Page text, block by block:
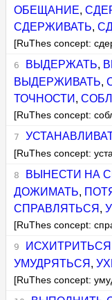
ОБЕЩАНИЕ,
СДЕРЖИВАТЬ,
[RuThes concept:
ВЫДЕРЖАТЬ,
ВЫДЕРЖИВАТЬ,
ТОЧНОСТИ ,
[RuThes concept:
[RuThes concept:
ВЫНЕСТИ НА
ДОЖИМАТЬ,
СПРАВЛЯТЬСЯ ,
[RuThes concept:
ИСХИТРИТЬСЯ
УМУДРЯТЬСЯ ,
[RuThes concept: